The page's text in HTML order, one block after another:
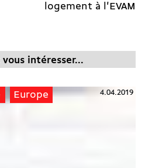
logement à l'EVAM
intéresser...
Europe 4.04.2019